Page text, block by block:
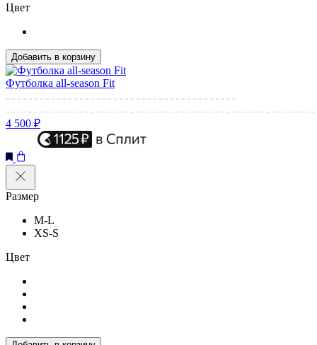
Цвет
Добавить в корзину
Футболка all-season Fit
4 500 ₽
Размер
M-L
XS-S
Цвет